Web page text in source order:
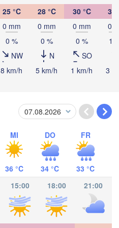
25 °C
0 mm
0 %
NW
8 km/h
28 °C
0 mm
0 %
N
5 km/h
30 °C
0 mm
0 %
SO
1 km/h
31
0
10
3
MI
36 °C
DO
34 °C
FR
33 °C
15:00 18:00 21:00
Panamá
PANAMA
Apartadó